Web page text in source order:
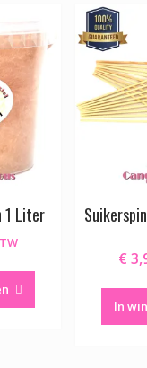
1 Liter
€
In